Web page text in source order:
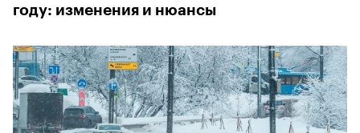
году: изменения и нюансы